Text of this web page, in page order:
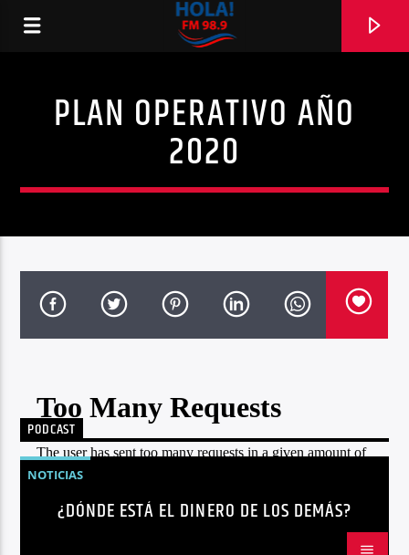
RADIO HOLA
Radio hola
PLAN OPERATIVO AÑO
2020
PODCAST
NOTICIAS
¿DÓNDE ESTÁ EL DINERO DE LOS DEMÁS?